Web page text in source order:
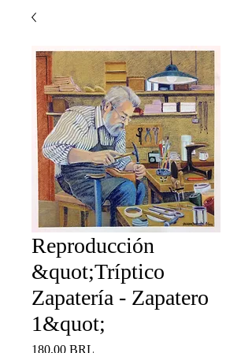
Reproducción
&quot;Tríptico
Zapatería - Zapatero
1&quot;
180,00 BRL